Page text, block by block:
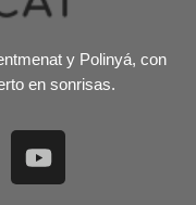
y Polinyá, con
en sonrisas.